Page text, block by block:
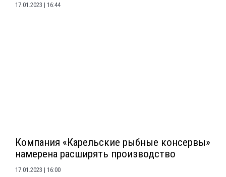
17.01.2023 16:44
Компания «Карельские рыбные консервы»
намерена расширять производство
17.01.2023 16:00